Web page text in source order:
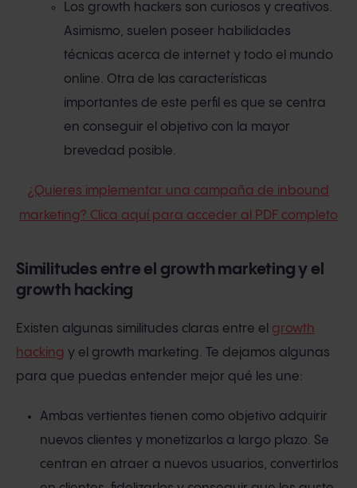
Los growth hackers son curiosos y creativos.
Asimismo, suelen poseer habilidades
técnicas acerca de internet y todo el mundo
online. Otra de las características
importantes de este perfil es que se centra
en conseguir el objetivo con la mayor
brevedad posible.
¿Quieres implementar una campaña de inbound
marketing? Clica aquí para acceder al PDF completo
Similitudes entre el growth marketing y el
growth hacking
Existen algunas similitudes claras entre el growth
hacking y el growth marketing. Te dejamos algunas
para que puedas entender mejor qué les une:
Ambas vertientes tienen como objetivo adquirir
nuevos clientes y monetizarlos a largo plazo. Se
centran en atraer a nuevos usuarios, convertirlos